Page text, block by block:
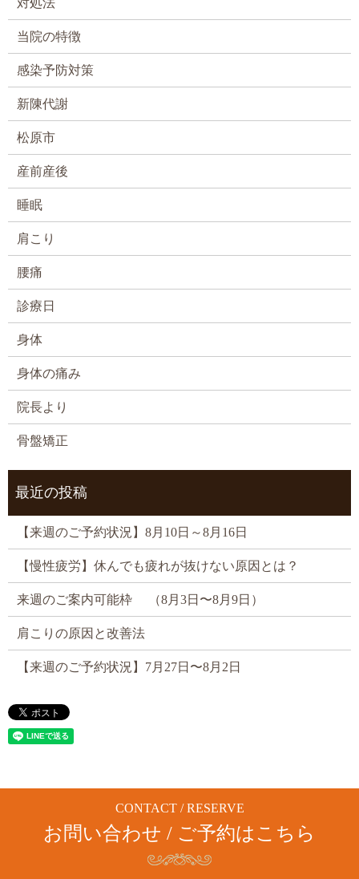
対処法
当院の特徴
感染予防対策
新陳代謝
松原市
産前産後
睡眠
肩こり
腰痛
診療日
身体
身体の痛み
院長より
骨盤矯正
最近の投稿
【来週のご予約状況】8月10日～8月16日
【慢性疲労】休んでも疲れが抜けない原因とは？
来週のご案内可能枠 （8月3日〜8月9日）
肩こりの原因と改善法
【来週のご予約状況】7月27日〜8月2日
CONTACT / RESERVE
お問い合わせ / ご予約はこちら